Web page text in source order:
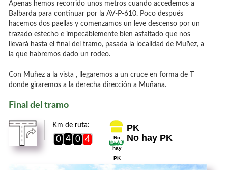
Apenas hemos recorrido unos metros cuando accedemos a
Balbarda para continuar por la AV-P-610. Poco después
hacemos dos paellas y comenzamos un leve descenso por un
trazado estecho e impecáblemente bien asfaltado que nos
llevará hasta el final del tramo, pasada la localidad de Muñez, a
la que habremos dado un rodeo.
Con Muñez a la vista , llegaremos a un cruce en forma de T
donde giraremos a la derecha dirección a Muñana.
Final del tramo
Km de ruta:
0 4 0 4
No
hay
PK
PK
No hay PK